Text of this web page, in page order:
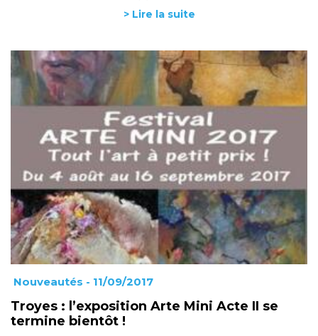
> Lire la suite
Nouveautés - 11/09/2017
Troyes : l’exposition Arte Mini Acte II se
termine bientôt !